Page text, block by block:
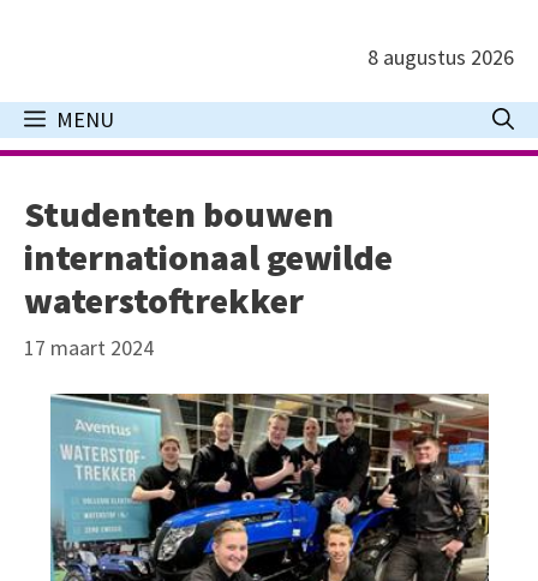
inhoud
8 augustus 2026
MENU
Studenten bouwen
internationaal gewilde
waterstoftrekker
17 maart 2024